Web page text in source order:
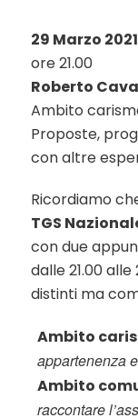
29 Marzo 2021
ore 21.00
Roberto
Ambito
Proposte,
con altre
Ricordiamo
TGS
con due
dalle 21.00
distinti ma
Ambito
appartenenza
Ambito
raccontare